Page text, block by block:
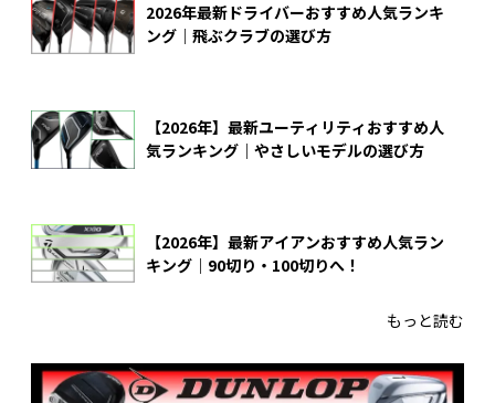
2026年最新ドライバーおすすめ人気ランキ
ング｜飛ぶクラブの選び方
【2026年】最新ユーティリティおすすめ人
気ランキング｜やさしいモデルの選び方
【2026年】最新アイアンおすすめ人気ラン
キング｜90切り・100切りへ！
もっと読む